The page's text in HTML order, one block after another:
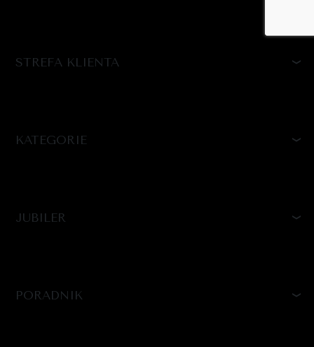
STREFA KLIENTA
KATEGORIE
JUBILER
PORADNIK